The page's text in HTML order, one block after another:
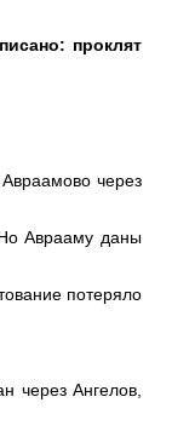
проклят
через
Аврааму даны
потеряло
через Ангелов,